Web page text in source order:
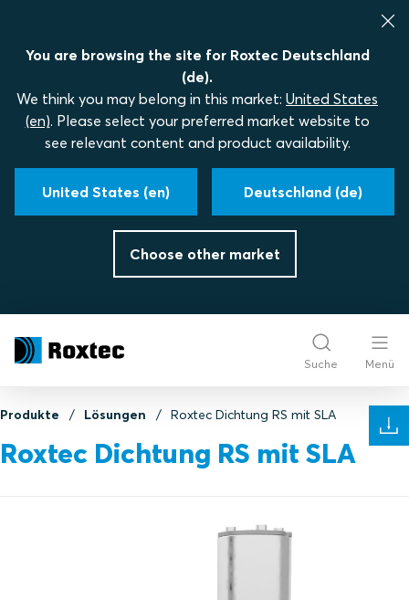
You are browsing the site for Roxtec Deutschland
(de).
We think you may belong in this market: United States
(en). Please select your preferred market website to
see relevant content and product availability.
United States (en) Deutschland (de)
Choose other market
Suche Menü
Produkte Lösungen Roxtec Dichtung RS mit SLA
Roxtec Dichtung RS mit SLA